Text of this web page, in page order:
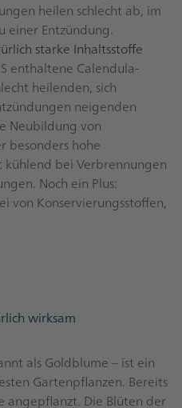
heilen schlecht ab, im
einer Entzündung.
starke Inhaltsstoffe
enthaltene Calendula-
heilenden, sich
neigenden
Neubildung von
besonders hohe
bei Verbrennungen
Noch ein Plus:
von Konservierungsstoffen,
wirksam
als Goldblume – ist ein
Gartenpflanzen. Bereits
angepflanzt. Die Blüten der